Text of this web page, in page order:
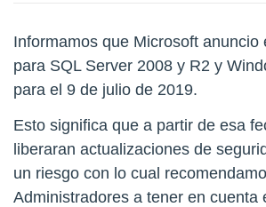
Informamos que Microsoft anuncio
para SQL Server 2008 y R2 y
para el 9 de julio de 2019.
Esto significa que a partir de esa
liberaran actualizaciones de
un riesgo con lo cual
Administradores a tener en cuenta